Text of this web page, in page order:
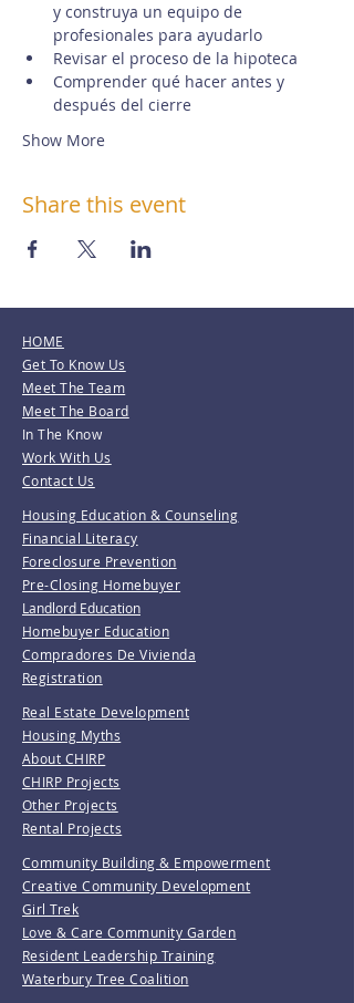
y construya un equipo de
profesionales para ayudarlo
Revisar el proceso de la hipoteca
Comprender qué hacer antes y
después del cierre
Show More
Share this event
HOME
Get To Know Us
Meet The Team
Meet The Board
In The Know
Work With Us
Contact Us
Housing Education & Counseling
Financial Literacy
Foreclosure Prevention
Pre-Closing Homebuyer
Landlord Education
Homebuyer Education
Compradores De Vivienda
Registration
Real Estate Development
Housing Myths
About CHIRP
CHIRP Projects
Other Projects
Rental Projects
Community Building & Empowerment
Creative Community Development
Girl Trek
Love & Care Community Garden
Resident Leadership Training
Waterbury Tree Coalition